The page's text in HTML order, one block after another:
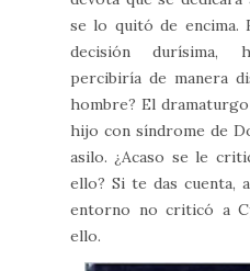
se lo quitó de encima.
decisión durísima,
percibiría de manera
hombre? El
hijo con síndrome de
asilo. ¿Acaso se le
ello? Si te das cuenta,
entorno no criticó a
ello.